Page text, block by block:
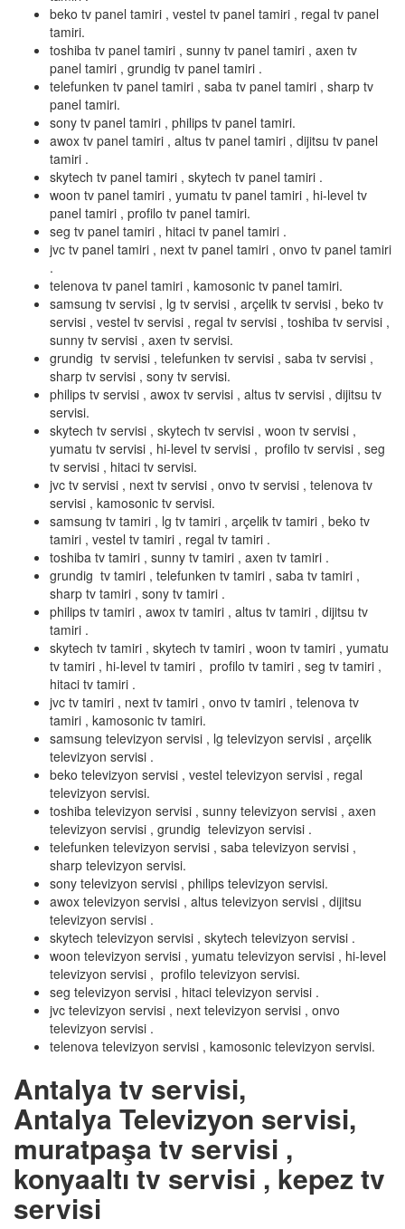
beko tv panel tamiri , vestel tv panel tamiri , regal tv panel
tamiri.
toshiba tv panel tamiri , sunny tv panel tamiri , axen tv
panel tamiri , grundig tv panel tamiri .
telefunken tv panel tamiri , saba tv panel tamiri , sharp tv
panel tamiri.
sony tv panel tamiri , philips tv panel tamiri.
awox tv panel tamiri , altus tv panel tamiri , dijitsu tv panel
tamiri .
skytech tv panel tamiri , skytech tv panel tamiri .
woon tv panel tamiri , yumatu tv panel tamiri , hi-level tv
panel tamiri , profilo tv panel tamiri.
seg tv panel tamiri , hitaci tv panel tamiri .
jvc tv panel tamiri , next tv panel tamiri , onvo tv panel tamiri
.
telenova tv panel tamiri , kamosonic tv panel tamiri.
samsung tv servisi , lg tv servisi , arçelik tv servisi , beko tv
servisi , vestel tv servisi , regal tv servisi , toshiba tv servisi ,
sunny tv servisi , axen tv servisi.
grundig tv servisi , telefunken tv servisi , saba tv servisi ,
sharp tv servisi , sony tv servisi.
philips tv servisi , awox tv servisi , altus tv servisi , dijitsu tv
servisi.
skytech tv servisi , skytech tv servisi , woon tv servisi ,
yumatu tv servisi , hi-level tv servisi , profilo tv servisi , seg
tv servisi , hitaci tv servisi.
jvc tv servisi , next tv servisi , onvo tv servisi , telenova tv
servisi , kamosonic tv servisi.
samsung tv tamiri , lg tv tamiri , arçelik tv tamiri , beko tv
tamiri , vestel tv tamiri , regal tv tamiri .
toshiba tv tamiri , sunny tv tamiri , axen tv tamiri .
grundig tv tamiri , telefunken tv tamiri , saba tv tamiri ,
sharp tv tamiri , sony tv tamiri .
philips tv tamiri , awox tv tamiri , altus tv tamiri , dijitsu tv
tamiri .
skytech tv tamiri , skytech tv tamiri , woon tv tamiri , yumatu
tv tamiri , hi-level tv tamiri , profilo tv tamiri , seg tv tamiri ,
hitaci tv tamiri .
jvc tv tamiri , next tv tamiri , onvo tv tamiri , telenova tv
tamiri , kamosonic tv tamiri.
samsung televizyon servisi , lg televizyon servisi , arçelik
televizyon servisi .
beko televizyon servisi , vestel televizyon servisi , regal
televizyon servisi.
toshiba televizyon servisi , sunny televizyon servisi , axen
televizyon servisi , grundig televizyon servisi .
telefunken televizyon servisi , saba televizyon servisi ,
sharp televizyon servisi.
sony televizyon servisi , philips televizyon servisi.
awox televizyon servisi , altus televizyon servisi , dijitsu
televizyon servisi .
skytech televizyon servisi , skytech televizyon servisi .
woon televizyon servisi , yumatu televizyon servisi , hi-level
televizyon servisi , profilo televizyon servisi.
seg televizyon servisi , hitaci televizyon servisi .
jvc televizyon servisi , next televizyon servisi , onvo
televizyon servisi .
telenova televizyon servisi , kamosonic televizyon servisi.
Antalya tv servisi,
Antalya Televizyon servisi,
muratpaşa tv servisi ,
konyaaltı tv servisi , kepez tv
servisi